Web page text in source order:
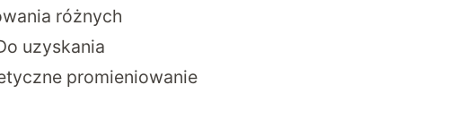
różnych
uzyskania
promieniowanie